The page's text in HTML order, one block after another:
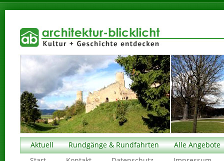
Aktuell Rundgänge & Rundfahrten
Alle Angebote